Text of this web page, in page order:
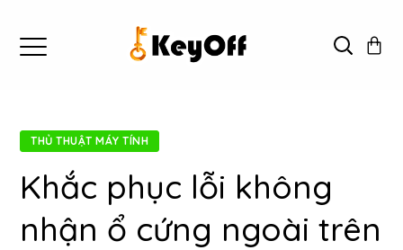
THỦ THUẬT MÁY TÍNH
Khắc phục lỗi không
nhận ổ cứng ngoài trên